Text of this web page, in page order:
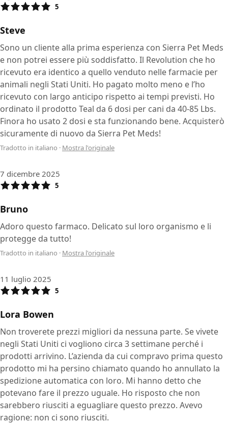
5
Steve
Sono un cliente alla prima esperienza con Sierra Pet Meds
e non potrei essere più soddisfatto. Il Revolution che ho
ricevuto era identico a quello venduto nelle farmacie per
animali negli Stati Uniti. Ho pagato molto meno e l’ho
ricevuto con largo anticipo rispetto ai tempi previsti. Ho
ordinato il prodotto Teal da 6 dosi per cani da 40-85 Lbs.
Finora ho usato 2 dosi e sta funzionando bene. Acquisterò
sicuramente di nuovo da Sierra Pet Meds!
Tradotto in italiano · Mostra l'originale
7 dicembre 2025
5
Bruno
Adoro questo farmaco. Delicato sul loro organismo e li
protegge da tutto!
Tradotto in italiano · Mostra l'originale
11 luglio 2025
5
Lora Bowen
Non troverete prezzi migliori da nessuna parte. Se vivete
negli Stati Uniti ci vogliono circa 3 settimane perché i
prodotti arrivino. L’azienda da cui compravo prima questo
prodotto mi ha persino chiamato quando ho annullato la
spedizione automatica con loro. Mi hanno detto che
potevano fare il prezzo uguale. Ho risposto che non
sarebbero riusciti a eguagliare questo prezzo. Avevo
ragione: non ci sono riusciti.